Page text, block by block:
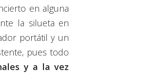
en alguna
la silueta en
portátil y un
pues todo
y a la vez